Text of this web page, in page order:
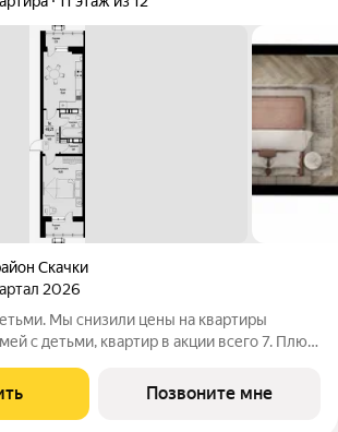
Скачки
2026
Мы снизили цены на квартиры
с детьми, квартир в акции всего 7. Плюс
у нас квартиры по невероятной для
Позвоните мне